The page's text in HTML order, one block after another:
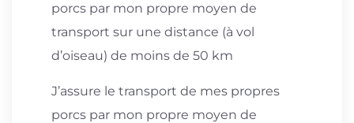
porcs par mon propre moyen de
transport sur une distance (à vol
d’oiseau) de moins de 50 km
J’assure le transport de mes propres
porcs par mon propre moyen de